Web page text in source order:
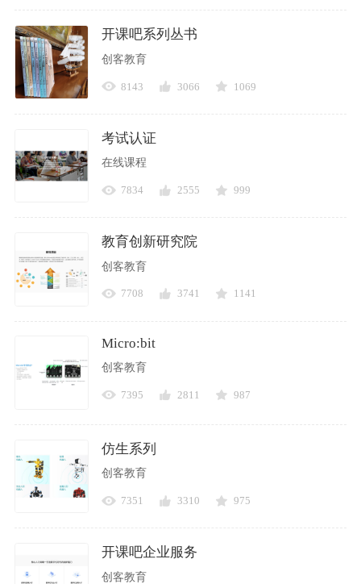
开课吧系列丛书
创客教育
8143 3066 1069
考试认证
在线课程
7834 2555 999
教育创新研究院
创客教育
7708 3741 1141
Micro:bit
创客教育
7395 2811 987
仿生系列
创客教育
7351 3310 975
开课吧企业服务
创客教育